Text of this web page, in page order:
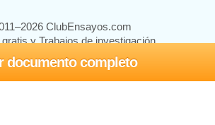
documento completo
ClubEnsayos.com
y Trabajos de investigación